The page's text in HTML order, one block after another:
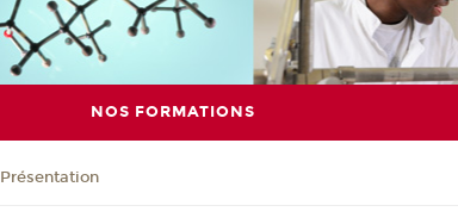
NOS FORMATIONS
Présentation